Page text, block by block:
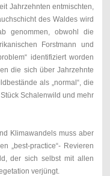
Jahrzehnten entmischten,
des Waldes wird
genommen, obwohl die
Forstmann und
identifiziert worden
die sich über Jahrzehnte
als „normal“, die
Schalenwild und mehr
Klimawandels muss aber
„best-practice“- Revieren
der sich selbst mit allen
verjüngt.